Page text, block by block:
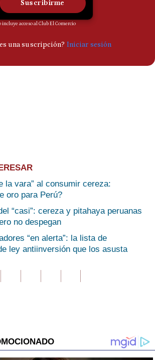
la vara” al consumir cereza:
oro para Perú?
“casi”: cereza y pitahaya peruanas
no despegan
“en alerta”: la lista de
ley antiinversión que los asusta